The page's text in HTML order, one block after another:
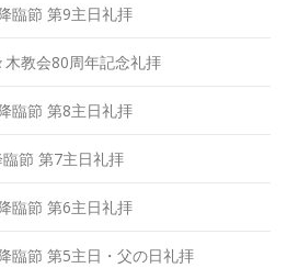
臨節 第9主日礼拝
教会80周年記念礼拝
臨節 第8主日礼拝
節 第7主日礼拝
臨節 第6主日礼拝
臨節 第5主日・父の日礼拝